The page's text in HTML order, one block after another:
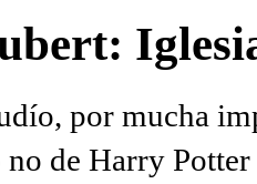
por mucha
de Harry